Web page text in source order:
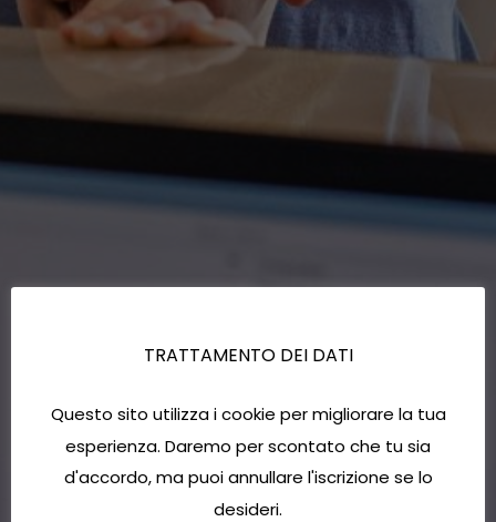
TRATTAMENTO DEI DATI
Questo sito utilizza i cookie per migliorare la tua
esperienza. Daremo per scontato che tu sia
d'accordo, ma puoi annullare l'iscrizione se lo
desideri.